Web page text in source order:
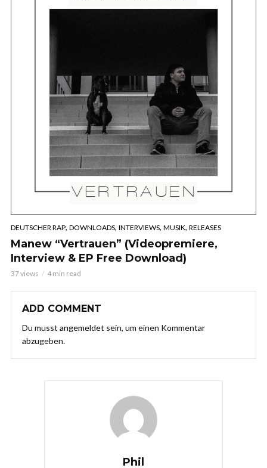
DEUTSCHER RAP, DOWNLOADS, INTERVIEWS, MUSIK, RELEASES
Manew “Vertrauen” (Videopremiere,
Interview & EP Free Download)
37 views 4 min read
ADD COMMENT
Du musst angemeldet sein, um einen Kommentar
abzugeben.
Phil